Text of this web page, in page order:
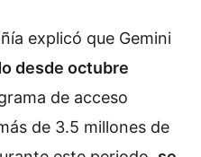
explicó que Gemini
desde octubre
de acceso
de 3.5 millones de